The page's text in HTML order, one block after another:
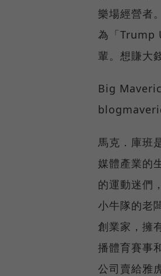
樂場經營者
為「Trump
輩。想賺大
Big
馬克．庫班
媒體產業的
的運動迷們
小牛隊的老
創業家，擁
播體育賽事
公司賣給雅